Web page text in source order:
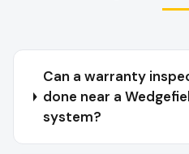
Can a warranty
done near a
system?